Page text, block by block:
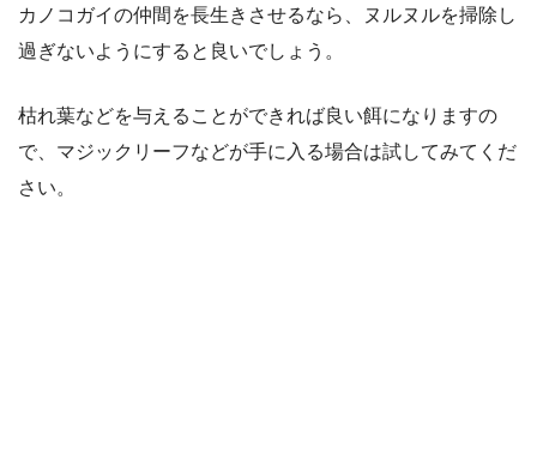
カノコガイの仲間を長生きさせるなら、ヌルヌルを掃除し
過ぎないようにすると良いでしょう。
枯れ葉などを与えることができれば良い餌になりますの
で、マジックリーフなどが手に入る場合は試してみてくだ
さい。